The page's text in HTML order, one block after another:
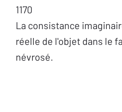
1170
La consistance
réelle de l'objet dans le
névrosé.